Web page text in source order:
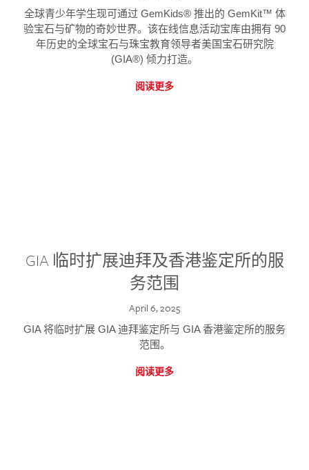
全球青少年学生现可通过 GemKids® 推出的 GemKit™ 体
验宝石与矿物的奇妙世界。该在线信息活动宝库由拥有 90
年历史的全球宝石与珠宝教育领导者美国宝石研究院
(GIA®) 倾力打造。
阅读更多
GIA 临时扩展迪拜及香港鉴定所的服
务范围
April 6, 2025
GIA 将临时扩展 GIA 迪拜鉴定所与 GIA 香港鉴定所的服务
范围。
阅读更多